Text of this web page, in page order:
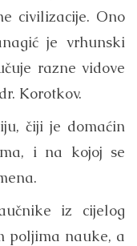
civilizacije. Ono
je vrhunski
razne vidove
Korotkov.
čiji je domaćin
i na kojoj se
iz cijelog
poljima nauke, a